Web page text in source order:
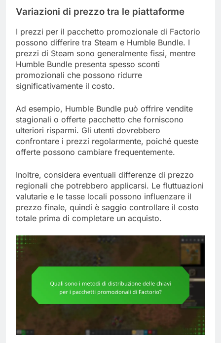
Variazioni di prezzo tra le piattaforme
I prezzi per il pacchetto promozionale di Factorio
possono differire tra Steam e Humble Bundle. I
prezzi di Steam sono generalmente fissi, mentre
Humble Bundle presenta spesso sconti
promozionali che possono ridurre
significativamente il costo.
Ad esempio, Humble Bundle può offrire vendite
stagionali o offerte pacchetto che forniscono
ulteriori risparmi. Gli utenti dovrebbero
confrontare i prezzi regolarmente, poiché queste
offerte possono cambiare frequentemente.
Inoltre, considera eventuali differenze di prezzo
regionali che potrebbero applicarsi. Le fluttuazioni
valutarie e le tasse locali possono influenzare il
prezzo finale, quindi è saggio controllare il costo
totale prima di completare un acquisto.